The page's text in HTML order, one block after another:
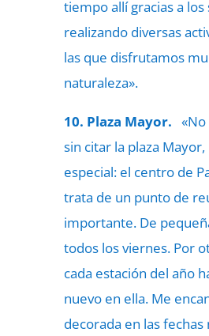
tiempo allí gracias a los
realizando diversas
las que disfrutamos
naturaleza».
10. Plaza Mayor.
sin citar la plaza
especial: el centro de
trata de un punto de
importante. De
todos los viernes. Por
cada estación del año
nuevo en ella. Me
decorada en las fechas